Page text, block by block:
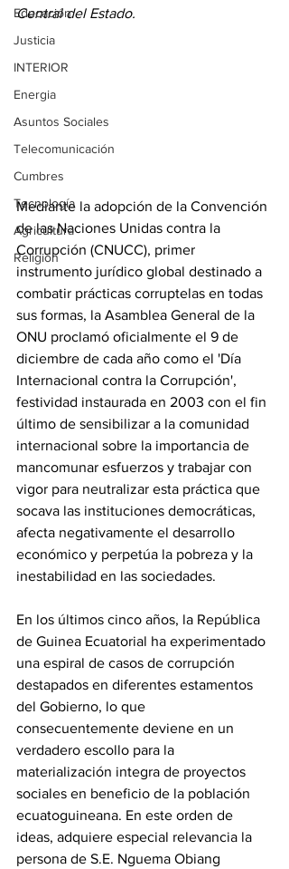
Educación
Justicia
INTERIOR
Energia
Asuntos Sociales
Telecomunicación
Cumbres
Tecnología
Agricultura
Religión
Central del Estado.
Mediante la adopción de la Convención
de las Naciones Unidas contra la
Corrupción (CNUCC), primer
instrumento jurídico global destinado a
combatir prácticas corruptelas en todas
sus formas, la Asamblea General de la
ONU proclamó oficialmente el 9 de
diciembre de cada año como el 'Día
Internacional contra la Corrupción',
festividad instaurada en 2003 con el fin
último de sensibilizar a la comunidad
internacional sobre la importancia de
mancomunar esfuerzos y trabajar con
vigor para neutralizar esta práctica que
socava las instituciones democráticas,
afecta negativamente el desarrollo
económico y perpetúa la pobreza y la
inestabilidad en las sociedades.
En los últimos cinco años, la República
de Guinea Ecuatorial ha experimentado
una espiral de casos de corrupción
destapados en diferentes estamentos
del Gobierno, lo que
consecuentemente deviene en un
verdadero escollo para la
materialización integra de proyectos
sociales en beneficio de la población
ecuatoguineana. En este orden de
ideas, adquiere especial relevancia la
persona de S.E. Nguema Obiang